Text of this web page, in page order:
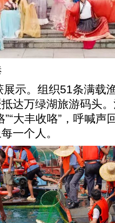
展示。组织51条满载
达万绿湖旅游码头
”“大丰收咯”，呼喊声
一个人。